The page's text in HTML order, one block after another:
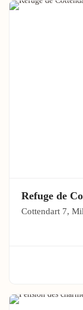
Refuge de
Cottendart 7,